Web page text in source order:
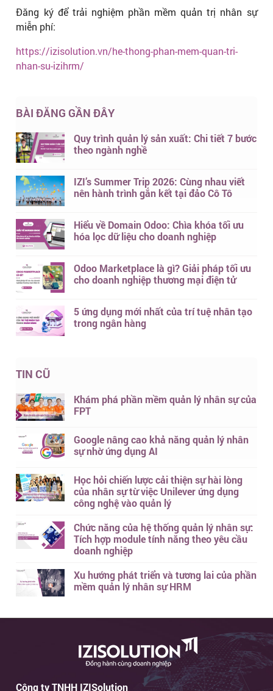
Đăng ký để trải nghiệm phần mềm quản trị nhân sự
miễn phí:
https://izisolution.vn/he-thong-phan-mem-quan-tri-
nhan-su-izihrm/
BÀI ĐĂNG GẦN ĐÂY
Quy trình quản lý sản xuất: Chi tiết 7 bước
theo ngành nghề
IZI’s Summer Trip 2026: Cùng nhau viết
nên hành trình gắn kết tại đảo Cô Tô
Hiểu về Domain Odoo: Chìa khóa tối ưu
hóa lọc dữ liệu cho doanh nghiệp
Odoo Marketplace là gì? Giải pháp tối ưu
cho doanh nghiệp thương mại điện tử
5 ứng dụng mới nhất của trí tuệ nhân tạo
trong ngân hàng
TIN CŨ
Khám phá phần mềm quản lý nhân sự của
FPT
Google nâng cao khả năng quản lý nhân
sự nhờ ứng dụng AI
Học hỏi chiến lược cải thiện sự hài lòng
của nhân sự từ việc Unilever ứng dụng
công nghệ vào quản lý
Chức năng của hệ thống quản lý nhân sự:
Tích hợp module tính năng theo yêu cầu
doanh nghiệp
Xu hướng phát triển và tương lai của phần
mềm quản lý nhân sự HRM
Công ty TNHH IZISolution